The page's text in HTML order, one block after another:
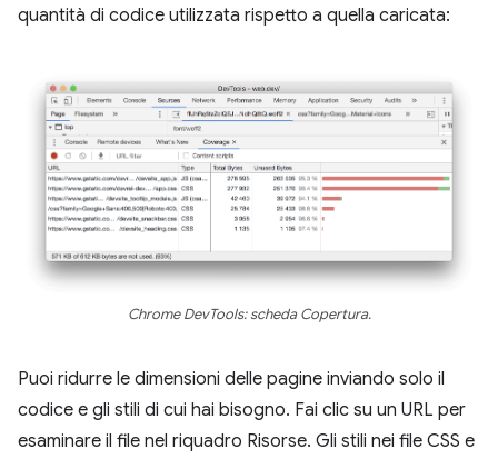
quantità di codice utilizzata rispetto a quella caricata:
Chrome DevTools: scheda Copertura.
Puoi ridurre le dimensioni delle pagine inviando solo il
codice e gli stili di cui hai bisogno. Fai clic su un URL per
esaminare il file nel riquadro Risorse. Gli stili nei file CSS e